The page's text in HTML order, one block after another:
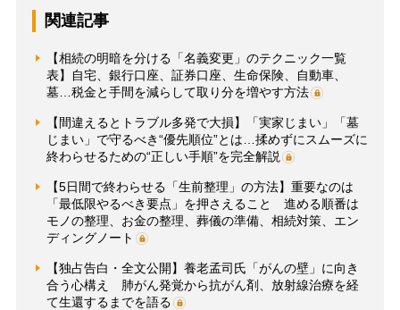
関連記事
【相続の明暗を分ける「名義変更」のテクニック一覧
表】自宅、銀行口座、証券口座、生命保険、自動車、
墓…税金と手間を減らして取り分を増やす方法
【間違えるとトラブル多発で大損】「実家じまい」「墓
じまい」で守るべき“優先順位”とは…揉めずにスムーズに
終わらせるための“正しい手順”を完全解説
【5日間で終わらせる「生前整理」の方法】重要なのは
「最低限やるべき要点」を押さえること 進める順番は
モノの整理、お金の整理、葬儀の準備、相続対策、エン
ディングノート
【独占告白・全文公開】養老孟司氏「がんの壁」に向き
合う心構え 肺がん発覚から抗がん剤、放射線治療を経
て生還するまでを語る